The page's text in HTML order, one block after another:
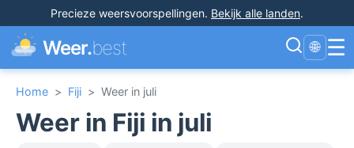
Precieze weersvoorspellingen. Bekijk alle landen.
Weer.best 🌐 ☰
Home > Fiji > Weer in juli
Weer in Fiji in juli